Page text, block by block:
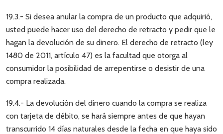
19.3.- Si desea anular la compra de un producto que adquirió,
usted puede hacer uso del derecho de retracto y pedir que le
hagan la devolución de su dinero. El derecho de retracto (ley
1480 de 2011, artículo 47) es la facultad que otorga al
consumidor la posibilidad de arrepentirse o desistir de una
compra realizada.
19.4.- La devolución del dinero cuando la compra se realiza
con tarjeta de débito, se hará siempre antes de que hayan
transcurrido 14 días naturales desde la fecha en que haya sido